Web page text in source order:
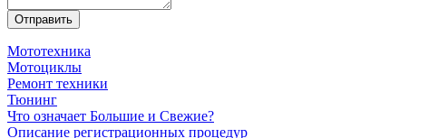
Мототехника
Мотоциклы
Ремонт техники
Тюнинг
Что означает Большие и Свежие?
Описание регистрационных процедур